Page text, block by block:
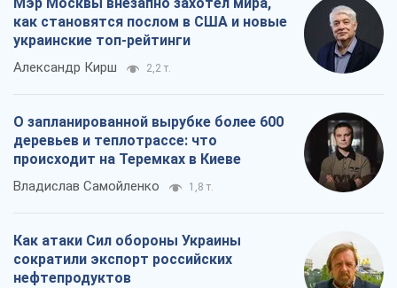
Мэр Москвы внезапно захотел мира,
как становятся послом в США и новые
украинские топ-рейтинги
Александр Кирш 2,2 т.
О запланированной вырубке более 600
деревьев и теплотрассе: что
происходит на Теремках в Киеве
Владислав Самойленко 1,8 т.
Как атаки Сил обороны Украины
сократили экспорт российских
нефтепродуктов